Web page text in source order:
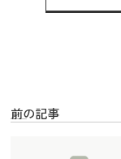
前の記事